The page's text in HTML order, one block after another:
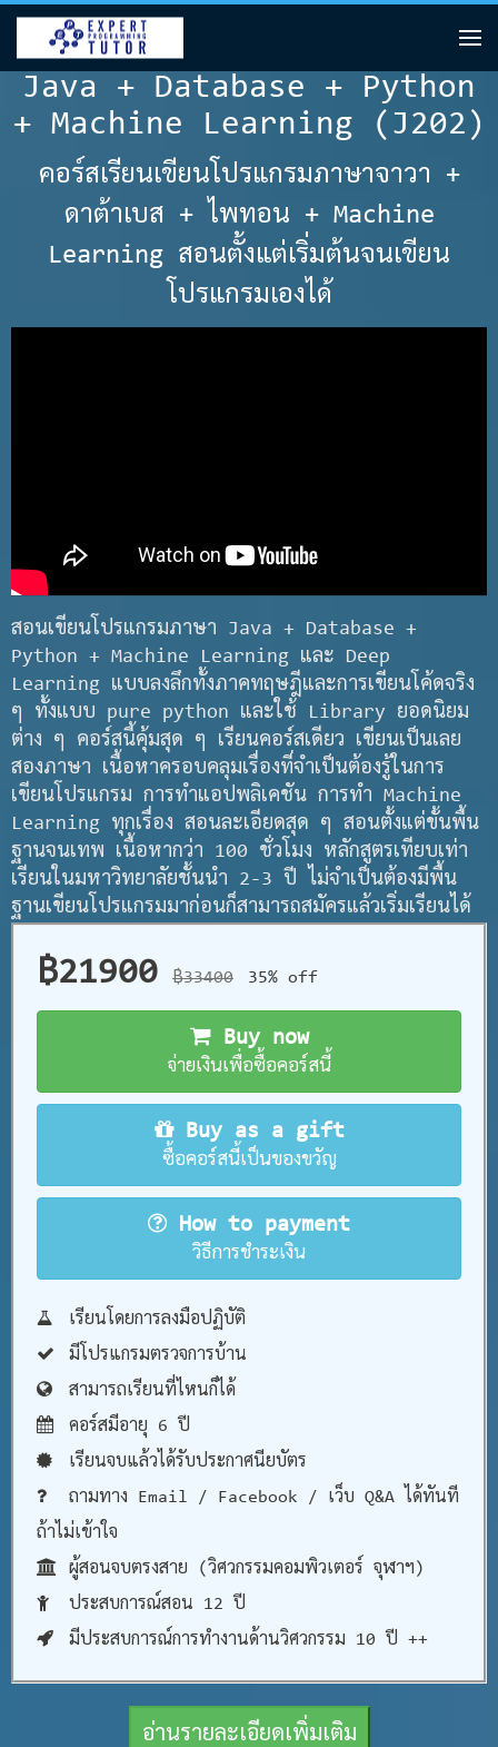
Java + Database + Python
+ Machine Learning (J202)
คอร์สเรียนเขียนโปรแกรมภาษาจาวา +
ดาต้าเบส + ไพทอน + Machine
Learning สอนตั้งแต่เริ่มต้นจนเขียน
โปรแกรมเองได้
สอนเขียนโปรแกรมภาษา Java + Database +
Python + Machine Learning และ Deep
Learning แบบลงลึกทั้งภาคทฤษฎีและการเขียนโค้ดจริง
ๆ ทั้งแบบ pure python และใช้ Library ยอดนิยม
ต่าง ๆ คอร์สนี้คุ้มสุด ๆ เรียนคอร์สเดียว เขียนเป็นเลย
สองภาษา เนื้อหาครอบคลุมเรื่องที่จำเป็นต้องรู้ในการ
เขียนโปรแกรม การทำแอปพลิเคชัน การทำ Machine
Learning ทุกเรื่อง สอนละเอียดสุด ๆ สอนตั้งแต่ขั้นพื้น
ฐานจนเทพ เนื้อหากว่า 100 ชั่วโมง หลักสูตรเทียบเท่า
เรียนในมหาวิทยาลัยชั้นนำ 2-3 ปี ไม่จำเป็นต้องมีพื้น
ฐานเขียนโปรแกรมมาก่อนก็สามารถสมัครแล้วเริ่มเรียนได้
฿21900 ฿33400 35% off
Buy now
จ่ายเงินเพื่อซื้อคอร์สนี้
Buy as a gift
ซื้อคอร์สนี้เป็นของขวัญ
How to payment
วิธีการชำระเงิน
เรียนโดยการลงมือปฏิบัติ
มีโปรแกรมตรวจการบ้าน
สามารถเรียนที่ไหนก็ได้
คอร์สมีอายุ 6 ปี
เรียนจบแล้วได้รับประกาศนียบัตร
ถามทาง Email / Facebook / เว็บ Q&A ได้ทันที
ถ้าไม่เข้าใจ
ผู้สอนจบตรงสาย (วิศวกรรมคอมพิวเตอร์ จุฬาฯ)
ประสบการณ์สอน 12 ปี
มีประสบการณ์การทำงานด้านวิศวกรรม 10 ปี ++
อ่านรายละเอียดเพิ่มเติม